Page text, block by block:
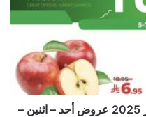
عروض لولو الرياض اليوم 5 اكتوبر 2025 عروض أحد – اثنين –